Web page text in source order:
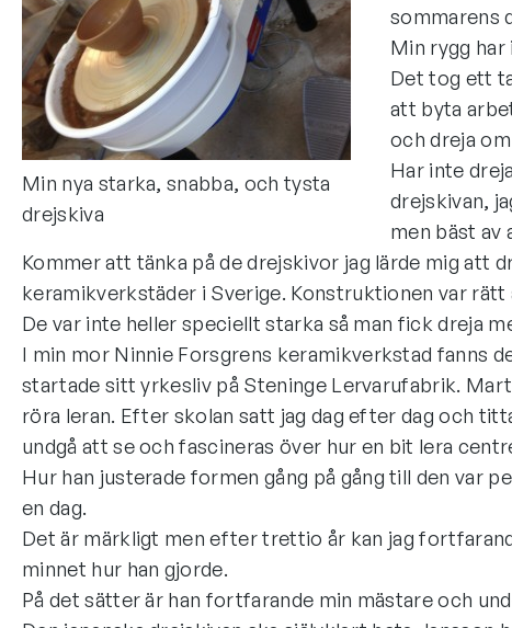
Min nya starka, snabba, och tysta
drejskiva
sommarens
Min rygg
Det tog ett
att byta
och dreja
Har inte
drejskivan,
men bäst av
Kommer att tänka på de drejskivor jag lärde mig att
keramikverkstäder i Sverige. Konstruktionen var
De var inte heller speciellt starka så man fick dreja
I min mor Ninnie Forsgrens keramikverkstad fanns
startade sitt yrkesliv på Steninge Lervarufabrik.
röra leran. Efter skolan satt jag dag efter dag och
undgå att se och fascineras över hur en bit lera
Hur han justerade formen gång på gång till den var
en dag.
Det är märkligt men efter trettio år kan jag
minnet hur han gjorde.
På det sätter är han fortfarande min mästare och